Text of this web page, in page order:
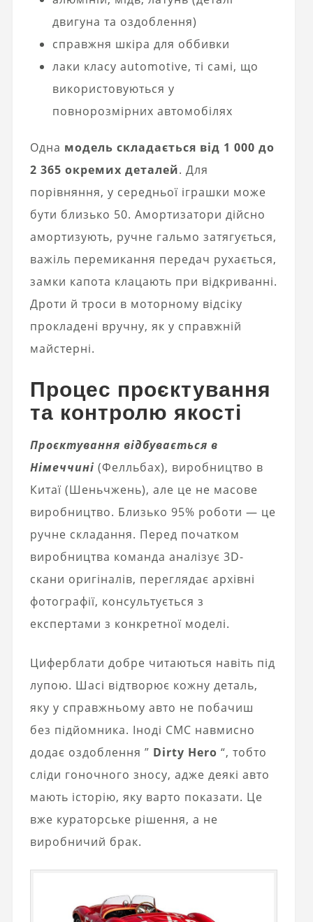
двигуна та оздоблення)
справжня шкіра для оббивки
лаки класу automotive, ті самі, що
використовуються у
повнорозмірних автомобілях
Одна модель складається від 1 000 до
2 365 окремих деталей. Для
порівняння, у середньої іграшки може
бути близько 50. Амортизатори дійсно
амортизують, ручне гальмо затягується,
важіль перемикання передач рухається,
замки капота клацають при відкриванні.
Дроти й троси в моторному відсіку
прокладені вручну, як у справжній
майстерні.
Процес проєктування
та контролю якості
Проєктування відбувається в
Німеччині (Фелльбах), виробництво в
Китаї (Шеньчжень), але це не масове
виробництво. Близько 95% роботи — це
ручне складання. Перед початком
виробництва команда аналізує 3D-
скани оригіналів, переглядає архівні
фотографії, консультується з
експертами з конкретної моделі.
Циферблати добре читаються навіть під
лупою. Шасі відтворює кожну деталь,
яку у справжньому авто не побачиш
без підйомника. Іноді CMC навмисно
додає оздоблення ” Dirty Hero “, тобто
сліди гоночного зносу, адже деякі авто
мають історію, яку варто показати. Це
вже кураторське рішення, а не
виробничий брак.